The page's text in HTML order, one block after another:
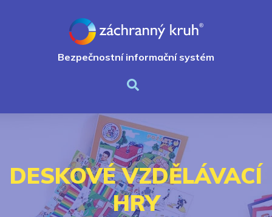
Bezpečnostní informační systém
DESKOVÉ VZDĚLÁVACÍ
HRY